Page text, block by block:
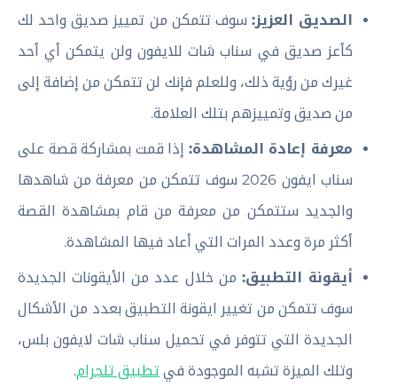
الصديق العزيز: سوف تتمكن من تمييز صديق واحد لك
كأعز صديق في سناب شات للايفون ولن يتمكن أي أحد
غيرك من رؤية ذلك، وللعلم فإنك لن تتمكن من إضافة إلى
من صديق وتمييزهم بتلك العلامة.
معرفة إعادة المشاهدة: إذا قمت بمشاركة قصة على
سناب ايفون 2026 سوف تتمكن من معرفة من شاهدها
والجديد ستتمكن من معرفة من قام بمشاهدة القصة
أكثر مرة وعدد المرات التي أعاد فيها المشاهدة.
أيقونة التطبيق: من خلال عدد من الأيقونات الجديدة
سوف تتمكن من تغيير ايقونة التطبيق بعدد من الأشكال
الجديدة التي تتوفر في تحميل سناب شات لايفون بلس،
وتلك الميزة تشبه الموجودة في تطبيق تلجرام.